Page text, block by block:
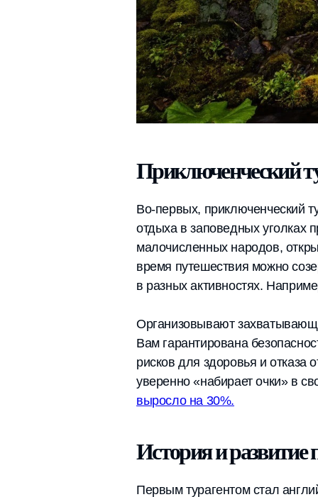
Приключенческий
Во-первых, приключенческий
отдыха в заповедных уголках
малочисленных народов,
время путешествия можно
в разных активностях.
Организовывают
Вам гарантирована
рисков для здоровья и отказа
уверенно «набирает очки» в
выросло на 30%.
История и развитие
Первым турагентом стал